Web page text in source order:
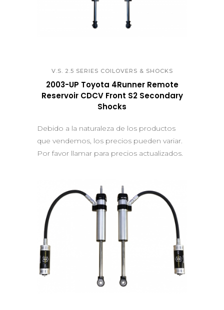
V.S. 2.5 SERIES COILOVERS & SHOCKS
2003-UP Toyota 4Runner Remote
Reservoir CDCV Front S2 Secondary
Shocks
Debido a la naturaleza de los productos
que vendemos, los precios pueden variar.
Por favor llamar para precios actualizados.
QUICK VIEW